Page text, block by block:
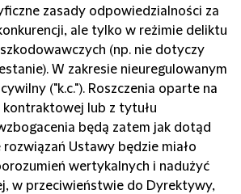
zasady odpowiedzialności za
ale tylko w reżimie deliktu
(np. nie dotyczy
W zakresie nieuregulowanym
("k.c."). Roszczenia oparte na
lub z tytułu
będą zatem jak dotąd
rozwiązań Ustawy będzie miało
wertykalnych i nadużyć
w przeciwieństwie do Dyrektywy,